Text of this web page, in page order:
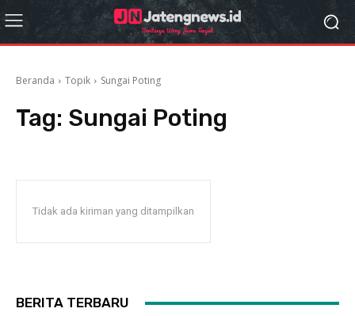
Beranda Topik Sungai Poting
Tag: Sungai Poting
Tidak ada kiriman yang ditampilkan
BERITA TERBARU